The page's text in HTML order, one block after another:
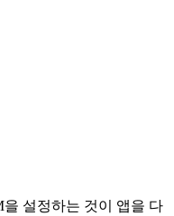
을 설정하는 것이 앱을 다